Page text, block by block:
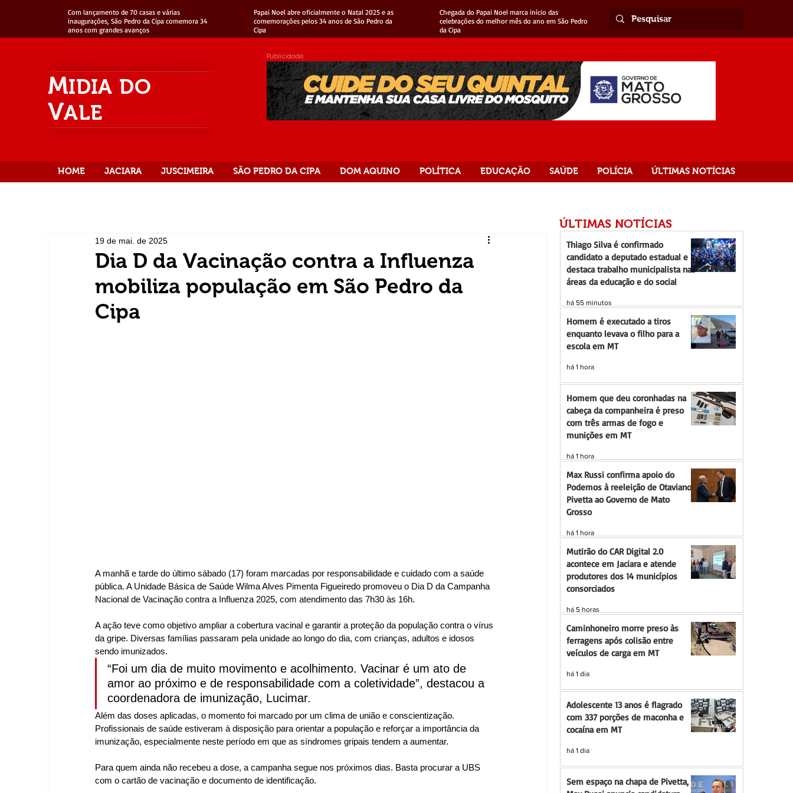
Com lançamento de 70 casas e várias
inaugurações, São Pedro da Cipa comemora 34
anos com grandes avanços
Papai Noel abre oficialmente o Natal 2025 e as
comemorações pelos 34 anos de São Pedro da
Cipa
Chegada do Papai Noel marca início das
celebrações do melhor mês do ano em São Pedro
da Cipa
MIDIA DO
VALE
Publicidade
HOME JACIARA JUSCIMEIRA SÃO PEDRO DA CIPA DOM AQUINO POLÍTICA EDUCAÇÃO SAÚDE POLÍCIA ÚLTIMAS NOTÍCIAS
Dia D da Vacinação contra a Influenza
mobiliza população em São Pedro da
Cipa
19 de mai. de 2025
A manhã e tarde do último sábado (17) foram marcadas por responsabilidade e cuidado com a saúde
pública. A Unidade Básica de Saúde Wilma Alves Pimenta Figueiredo promoveu o Dia D da Campanha
Nacional de Vacinação contra a Influenza 2025, com atendimento das 7h30 às 16h.
A ação teve como objetivo ampliar a cobertura vacinal e garantir a proteção da população contra o vírus
da gripe. Diversas famílias passaram pela unidade ao longo do dia, com crianças, adultos e idosos
sendo imunizados.
“Foi um dia de muito movimento e acolhimento. Vacinar é um ato de
amor ao próximo e de responsabilidade com a coletividade”, destacou a
coordenadora de imunização, Lucimar.
Além das doses aplicadas, o momento foi marcado por um clima de união e conscientização.
Profissionais de saúde estiveram à disposição para orientar a população e reforçar a importância da
imunização, especialmente neste período em que as síndromes gripais tendem a aumentar.
Para quem ainda não recebeu a dose, a campanha segue nos próximos dias. Basta procurar a UBS
com o cartão de vacinação e documento de identificação.
ÚLTIMAS NOTÍCIAS
Thiago Silva é confirmado
candidato a deputado estadual e
destaca trabalho municipalista nas
áreas da educação e do social
há 55 minutos
Homem é executado a tiros
enquanto levava o filho para a
escola em MT
há 1 hora
Homem que deu coronhadas na
cabeça da companheira é preso
com três armas de fogo e
munições em MT
há 1 hora
Max Russi confirma apoio do
Podemos à reeleição de Otaviano
Pivetta ao Governo de Mato
Grosso
há 1 hora
Mutirão do CAR Digital 2.0
acontece em Jaciara e atende
produtores dos 14 municípios
consorciados
há 5 horas
Caminhoneiro morre preso às
ferragens após colisão entre
veículos de carga em MT
há 1 dia
Adolescente 13 anos é flagrado
com 337 porções de maconha e
cocaína em MT
há 1 dia
Sem espaço na chapa de Pivetta,